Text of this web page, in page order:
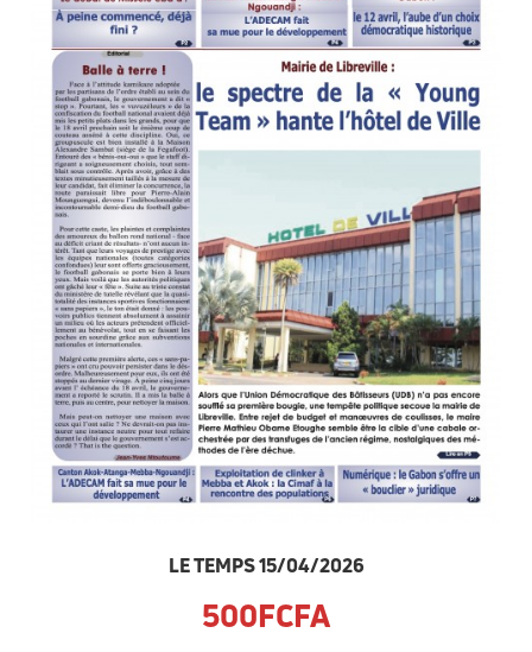
LE TEMPS 15/04/2026
500FCFA